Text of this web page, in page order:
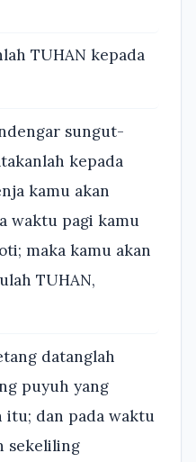
TUHAN kepada
sungut-
kepada
kamu akan
waktu pagi kamu
maka kamu akan
TUHAN,
datanglah
puyuh yang
dan pada waktu
sekeliling